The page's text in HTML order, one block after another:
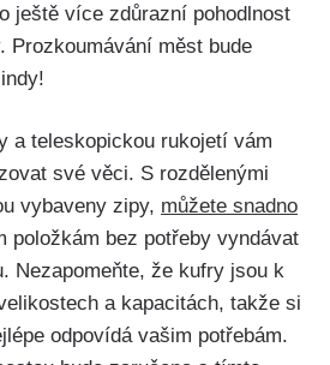
ještě více⁤ zdůrazní⁤ pohodlnost
Prozkoumávání měst bude
a teleskopickou rukojetí vám
své věci. S rozdělenými‌
vybaveny ‍zipy, můžete snadno
položkám ​bez potřeby vyndávat
​Nezapomeňte, že kufry jsou k
a kapacitách, takže si
odpovídá vašim potřebám.